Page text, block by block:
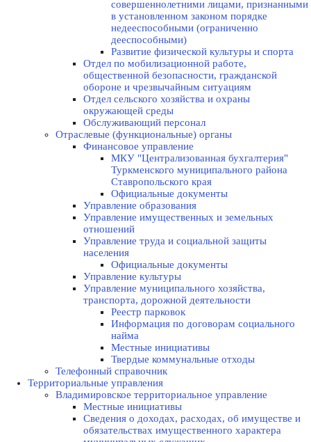
совершеннолетними лицами, признанными
в установленном законом порядке
недееспособными (ограниченно
дееспособными)
Развитие физической культуры и спорта
Отдел по мобилизационной работе,
общественной безопасности, гражданской
оборонe и чрезвычайным ситуациям
Отдел сельского хозяйства и охраны
окружающей среды
Обслуживающий персонал
Отраслевые (функциональные) органы
Финансовое управление
МКУ "Централизованная бухгалтерия"
Туркменского муниципального района
Ставропольского края
Официальные документы
Управление образования
Управление имущественных и земельных
отношений
Управление труда и социальной защиты
населения
Официальные документы
Управление культуры
Управление муниципального хозяйства,
транспорта, дорожной деятельности
Реестр парковок
Информация по договорам социального
найма
Местные инициативы
Твердые коммунальные отходы
Телефонный справочник
Территориальные управления
Владимировское территориальное управление
Местные инициативы
Сведения о доходах, расходах, об имуществе и
обязательствах имущественного характера